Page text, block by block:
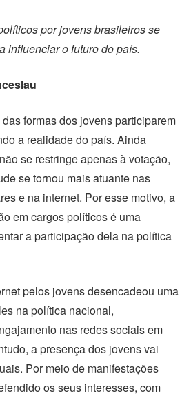
por jovens brasileiros se
influenciar o futuro do país.
formas dos jovens participarem
a realidade do país. Ainda
se restringe apenas à votação,
se tornou mais atuante nas
e na internet. Por esse motivo, a
em cargos políticos é uma
a participação dela na política
pelos jovens desencadeou uma
na política nacional,
nas redes sociais em
a presença dos jovens vai
Por meio de manifestações
os seus interesses, com